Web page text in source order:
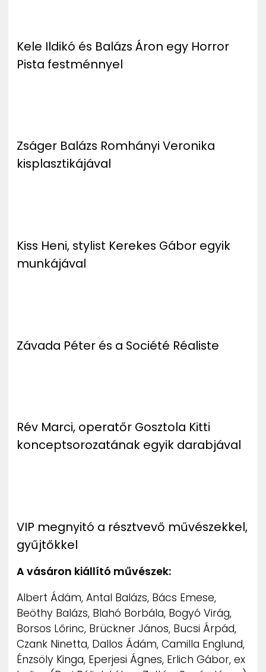
Kele Ildikó és Balázs Áron egy Horror
Pista festménnyel
Zságer Balázs Romhányi Veronika
kisplasztikájával
Kiss Heni, stylist Kerekes Gábor egyik
munkájával
Závada Péter és a Société Réaliste
Rév Marci, operatőr Gosztola Kitti
konceptsorozatának egyik darabjával
VIP megnyitó a résztvevő művészekkel,
gyűjtőkkel
A vásáron kiállító művészek:
Albert Ádám, Antal Balázs, Bács Emese,
Beöthy Balázs, Blahó Borbála, Bogyó Virág,
Borsos Lőrinc, Brückner János, Bucsi Árpád,
Czank Ninetta, Dallos Ádám, Camilla Englund,
Énzsöly Kinga, Eperjesi Ágnes, Erlich Gábor, ex